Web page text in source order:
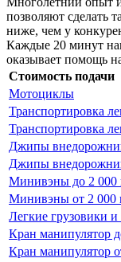
позволяют сделать
ниже, чем у
Каждые 20 минут
оказывает помощь
Стоимость подачи
Мотоциклы
Транспортировка
Транспортировка
Джипы
Джипы
Минивэны до 2 000
Минивэны от 2 000
Легкие грузовики и
Кран манипулятор
Кран манипулятор